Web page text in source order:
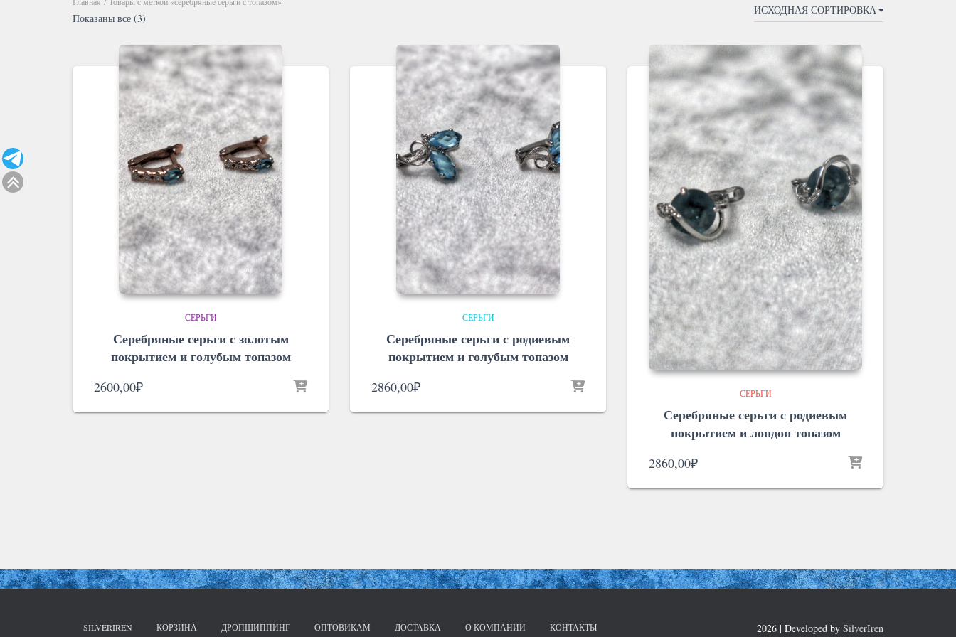
Показаны все (3)
СЕРЬГИ
Серебряные серьги с золотым
покрытием и голубым топазом
2600,00₽
СЕРЬГИ
Серебряные серьги с родиевым
покрытием и голубым топазом
2860,00₽ СЕРЬГИ
Серебряные серьги с родиевым
покрытием и лондон топазом
2860,00₽
SILVERIREN КОРЗИНА ДРОПШИППИНГ ОПТОВИКАМ ДОСТАВКА О КОМПАНИИ КОНТАКТЫ 2026 | Developed by SilverIren